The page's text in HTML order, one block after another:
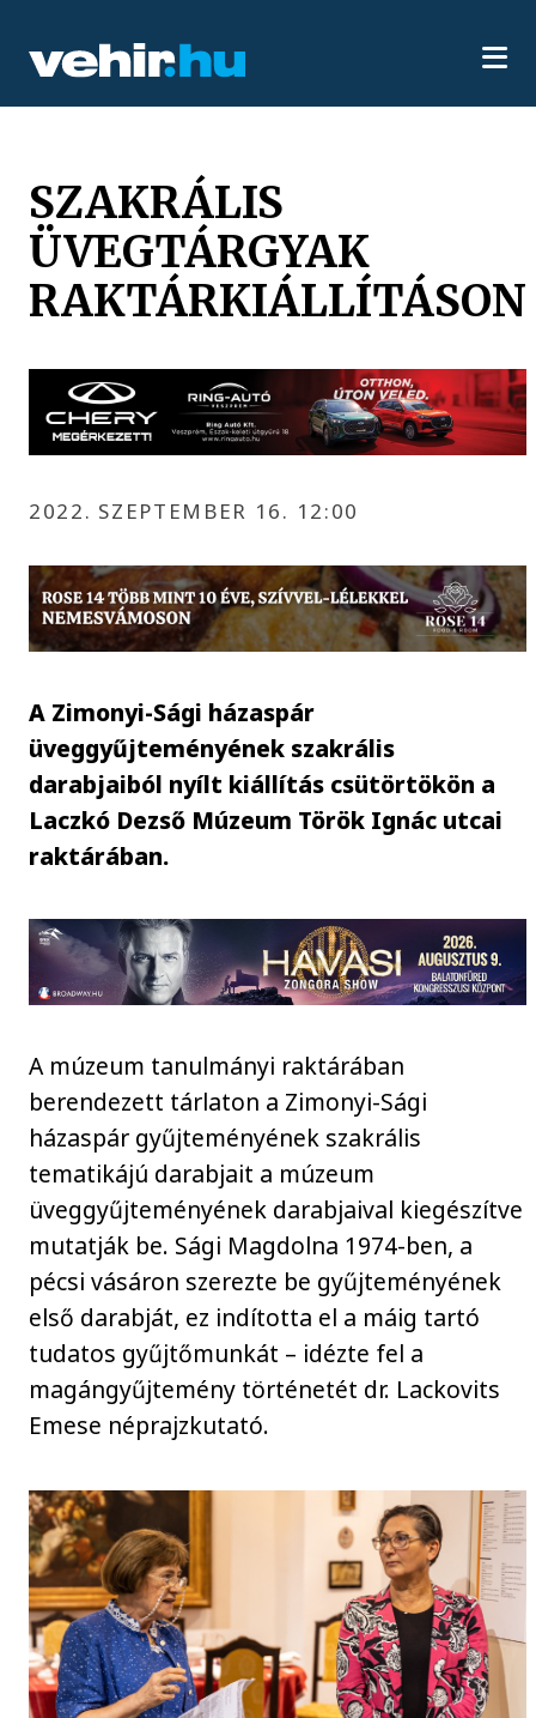
SZAKRÁLIS
ÜVEGTÁRGYAK
RAKTÁRKIÁLLÍTÁSON
2022. SZEPTEMBER 16. 12:00
A Zimonyi-Sági házaspár
üveggyűjteményének szakrális
darabjaiból nyílt kiállítás csütörtökön a
Laczkó Dezső Múzeum Török Ignác utcai
raktárában.
A múzeum tanulmányi raktárában
berendezett tárlaton a Zimonyi-Sági
házaspár gyűjteményének szakrális
tematikájú darabjait a múzeum
üveggyűjteményének darabjaival kiegészítve
mutatják be. Sági Magdolna 1974-ben, a
pécsi vásáron szerezte be gyűjteményének
első darabját, ez indította el a máig tartó
tudatos gyűjtőmunkát – idézte fel a
magángyűjtemény történetét dr. Lackovits
Emese néprajzkutató.